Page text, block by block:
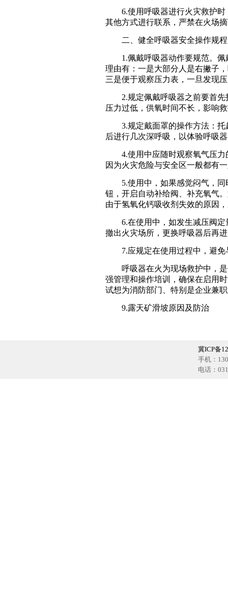
6.使用呼吸器进行火灾救护时
其他方式进行联系，严禁在火场
二、健全呼吸器安全操作规程
1.佩戴呼吸器动作要规范。佩
理由有：一是大部分人是右撇子
三是便于观察压力表，一旦发现
2.规定佩戴呼吸器之前要首先
压力过低，供氧时间不长，影响
3.规定戴面罩的操作方法：托
后进行几次深呼吸，以体验呼吸
4.使用中应随时观察氧气压力
因为火灾危险与安全区一般都有
5.使用中，如果感觉闷气，同
钮，开启自动补给阀、补充氧气
由于氢氧化钙吸收剂失效的原因
6.在使用中，如发生减压阀定
撤出火灾场所，更换呼吸器后再
7.应规定在使用过程中，避免
呼吸器在火为现场救护中，是
强管理和操作培训，确保在启用
试想为消防部门、特别是企业兼
9.露天矿滑坡原因及防治
冀ICP备
手机：
电话：